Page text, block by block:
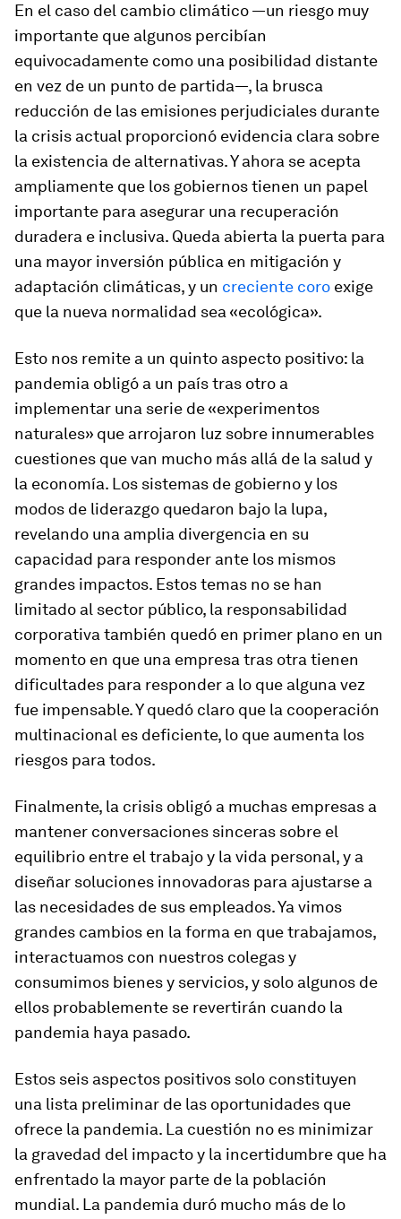
En el caso del cambio climático —un riesgo muy
importante que algunos percibían
equivocadamente como una posibilidad distante
en vez de un punto de partida—, la brusca
reducción de las emisiones perjudiciales durante
la crisis actual proporcionó evidencia clara sobre
la existencia de alternativas. Y ahora se acepta
ampliamente que los gobiernos tienen un papel
importante para asegurar una recuperación
duradera e inclusiva. Queda abierta la puerta para
una mayor inversión pública en mitigación y
adaptación climáticas, y un creciente coro exige
que la nueva normalidad sea «ecológica».
Esto nos remite a un quinto aspecto positivo: la
pandemia obligó a un país tras otro a
implementar una serie de «experimentos
naturales» que arrojaron luz sobre innumerables
cuestiones que van mucho más allá de la salud y
la economía. Los sistemas de gobierno y los
modos de liderazgo quedaron bajo la lupa,
revelando una amplia divergencia en su
capacidad para responder ante los mismos
grandes impactos. Estos temas no se han
limitado al sector público, la responsabilidad
corporativa también quedó en primer plano en un
momento en que una empresa tras otra tienen
dificultades para responder a lo que alguna vez
fue impensable. Y quedó claro que la cooperación
multinacional es deficiente, lo que aumenta los
riesgos para todos.
Finalmente, la crisis obligó a muchas empresas a
mantener conversaciones sinceras sobre el
equilibrio entre el trabajo y la vida personal, y a
diseñar soluciones innovadoras para ajustarse a
las necesidades de sus empleados. Ya vimos
grandes cambios en la forma en que trabajamos,
interactuamos con nuestros colegas y
consumimos bienes y servicios, y solo algunos de
ellos probablemente se revertirán cuando la
pandemia haya pasado.
Estos seis aspectos positivos solo constituyen
una lista preliminar de las oportunidades que
ofrece la pandemia. La cuestión no es minimizar
la gravedad del impacto y la incertidumbre que ha
enfrentado la mayor parte de la población
mundial. La pandemia duró mucho más de lo